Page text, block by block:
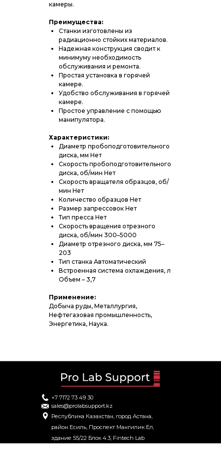
камеры.
Преимущества:
Станки изготовлены из
радиационно стойких материалов.
Надежная конструкция сводит к
минимуму необходимость
обслуживания и ремонта.
Простая установка в горячей
камере.
Удобство обслуживания в горячей
камере.
Простое управление с помощью
манипулятора.
Характеристики:
Диаметр пробоподготовительного
диска, мм Нет
Скорость пробоподготовительного
диска, об/мин Нет
Скорость вращателя образцов, об/
мин Нет
Количество образцов Нет
Размер запрессовок Нет
Тип пресса Нет
Скорость вращения отрезного
диска, об/мин 300–5000
Диаметр отрезного диска, мм 75–
203
Тип станка Автоматический
Встроенная система охлаждения, л
Объем – 3,7
Применение:
Добыча руды, Металлургия,
Нефтегазовая промышленность,
Энергетика, Наука.
Республика Казахстан, город Астана,
район Есиль, Проспект Мангилик Ел,
здание 55/22 Блок 4.3, Fintech Lab
+7 7172 73 49 30
sales@prolabsupport.kz